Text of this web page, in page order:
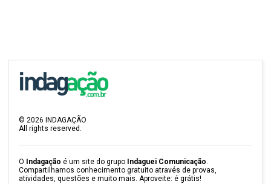
©2026 INDAGAÇÃO
All rights reserved.
O Indagação é um site do grupo Indaguei Comunicação.
Compartilhamos conhecimento gratuito através de provas,
atividades, questões e muito mais. Aproveite: é grátis!